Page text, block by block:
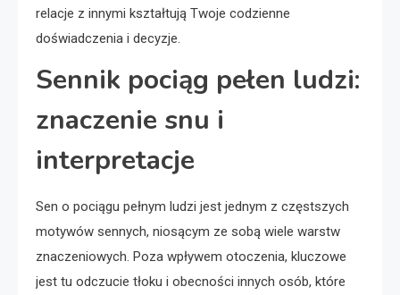
relacje z innymi kształtują Twoje codzienne
doświadczenia i decyzje.
Sennik pociąg pełen ludzi:
znaczenie snu i
interpretacje
Sen o pociągu pełnym ludzi jest jednym z częstszych
motywów sennych, niosącym ze sobą wiele warstw
znaczeniowych. Poza wpływem otoczenia, kluczowe
jest tu odczucie tłoku i obecności innych osób, które